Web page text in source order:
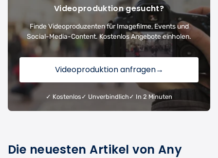
Videoproduktion gesucht?
Finde Videoproduzenten für Imagefilme, Events und
Social-Media-Content. Kostenlos Angebote einholen.
Videoproduktion anfragen→
✓ Kostenlos ✓ Unverbindlich ✓ In 2 Minuten
Die neuesten Artikel von Any